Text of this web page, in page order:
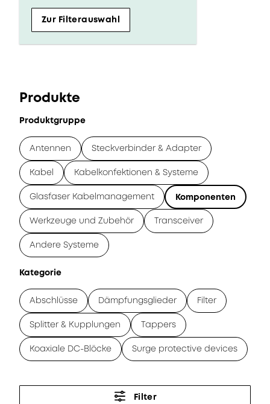
Zur Filterauswahl
Produkte
Produktgruppe
Antennen Steckverbinder & Adapter
Kabel Kabelkonfektionen & Systeme
Glasfaser Kabelmanagement Komponenten
Werkzeuge und Zubehör Transceiver
Andere Systeme
Kategorie
Abschlüsse Dämpfungsglieder Filter
Splitter & Kupplungen Tappers
Koaxiale DC-Blöcke Surge protective devices
Filter